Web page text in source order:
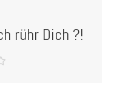
rühr Dich ?!